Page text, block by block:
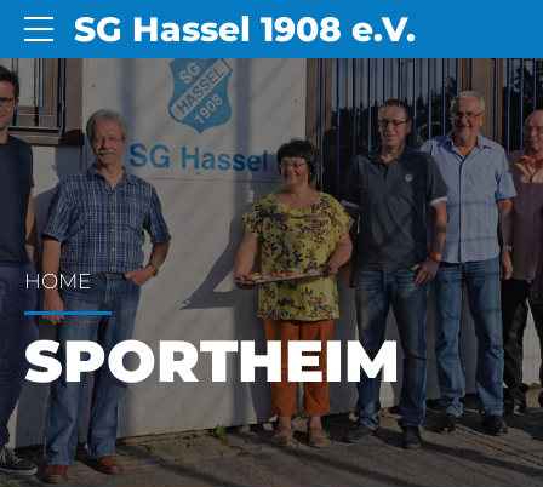
SG Hassel 1908 e.V.
HOME
SPORTHEIM